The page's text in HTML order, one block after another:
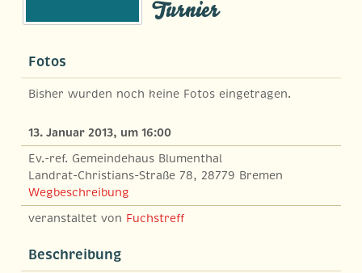
Turnier
Fotos
Bisher wurden noch keine Fotos eingetragen.
13. Januar 2013, um 16:00
Ev.-ref. Gemeindehaus Blumenthal
Landrat-Christians-Straße 78, 28779 Bremen
Wegbeschreibung
veranstaltet von Fuchstreff
Beschreibung